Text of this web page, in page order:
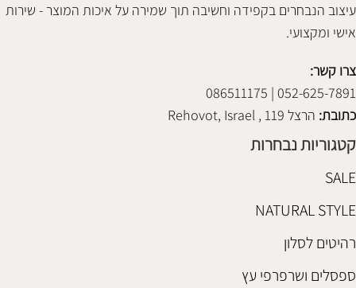
עיצוב הנבחרים בקפידה וחשיבה תוך שמירה על איכות המוצר - שירות
אישי ומקצועי.
צרו קשר:
052-625-7891 | 086511175
כתובת: הרצל 119 , Rehovot, Israel
קטגוריות נבחרות
SALE
NATURAL STYLE
רהיטים לסלון
ספסלים ושרפרפי עץ